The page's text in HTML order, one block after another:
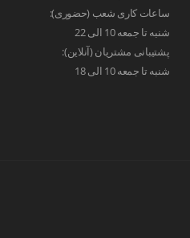
ساعات کاری شعب (حضوری):
شنبه تا جمعه 10 الی 22
پشتیبانی مشتریان (آنلاین):
شنبه تا جمعه 10 الی 18